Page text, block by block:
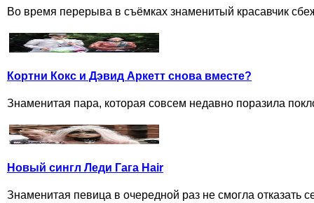
Во время перерыва в съёмках знаменитый красавчик
Кортни Кокс и Дэвид Аркетт снова вместе?
Знаменитая пара, которая совсем недавно поразила
Новый сингл Леди Гага Hair
Знаменитая певица в очередной раз не смогла отказать